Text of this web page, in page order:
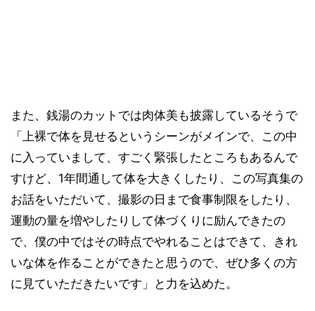
また、銭湯のカットでは肉体美も披露しているそうで
「上裸で体を見せるというシーンがメインで、この中
に入っていまして、すごく緊張したところもあるんで
すけど、1年間通して体を大きくしたり、この写真集の
お話をいただいて、撮影の日まで食事制限をしたり、
運動の量を増やしたりして体づくりに励んできたの
で、僕の中ではその時点でやれることはできて、きれ
いな体を作ることができたと思うので、ぜひ多くの方
に見ていただきたいです」と力を込めた。